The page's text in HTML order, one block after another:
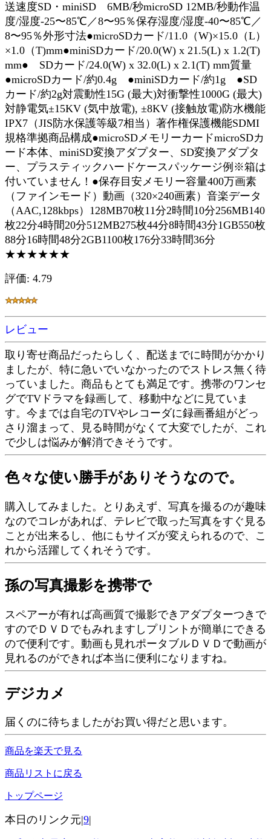
送速度SD・miniSD 6MB/秒microSD 12MB/秒動作温
度/湿度-25〜85℃／8〜95％保存湿度/湿度-40〜85℃／
8〜95％外形寸法●microSDカード/11.0（W)×15.0（L）
×1.0（T)mm●miniSDカード/20.0(W) x 21.5(L) x 1.2(T)
mm● SDカード/24.0(W) x 32.0(L) x 2.1(T) mm質量
●microSDカード/約0.4g ●miniSDカード/約1g ●SD
カード/約2g対震動性15G (最大)対衝撃性1000G (最大)
対静電気±15KV (気中放電), ±8KV (接触放電)防水機能
IPX7（JIS防水保護等級7相当）著作権保護機能SDMI
規格準拠商品構成●microSDメモリーカードmicroSDカ
ード本体、miniSD変換アダプター、SD変換アダプタ
ー、プラスティックハードケースパッケージ例※箱は
付いていません！●保存目安メモリー容量400万画素
（ファインモード）動画（320×240画素）音楽データ
（AAC,128kbps）128MB70枚11分2時間10分256MB140
枚22分4時間20分512MB275枚44分8時間43分1GB550枚
88分16時間48分2GB1100枚176分33時間36分
★★★★★★
評価: 4.79
レビュー
取り寄せ商品だったらしく、配送までに時間がかかり
ましたが、特に急いでいなかったのでストレス無く待
っていました。商品もとても満足です。携帯のワンセ
グでTVドラマを録画して、移動中などに見ていま
す。今までは自宅のTVやレコーダに録画番組がどっ
さり溜まって、見る時間がなくて大変でしたが、これ
で少しは悩みが解消できそうです。
色々な使い勝手がありそうなので。
購入してみました。とりあえず、写真を撮るのが趣味
なのでコレがあれば、テレビで取った写真をすぐ見る
ことが出来るし、他にもサイズが変えられるので、こ
れから活躍してくれそうです。
孫の写真撮影を携帯で
スペアーが有れば高画質で撮影できアダプターつきで
すのでＤＶＤでもみれますしプリントが簡単にできる
ので便利です。動画も見れポータブルＤＶＤで動画が
見れるのができれば本当に便利になりますね。
デジカメ
届くのに待ちましたがお買い得だと思います。
商品を楽天で見る
商品リストに戻る
トップページ
本日のリンク元|9|